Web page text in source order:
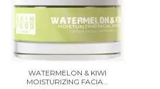
WATERMELON & KIWI
MOISTURIZING FACIA...